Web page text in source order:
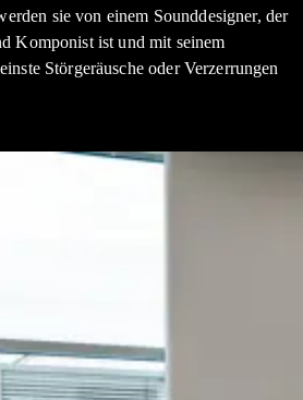
sie von einem Sounddesigner, der
Komponist ist und mit seinem
Störgeräusche oder Verzerrungen